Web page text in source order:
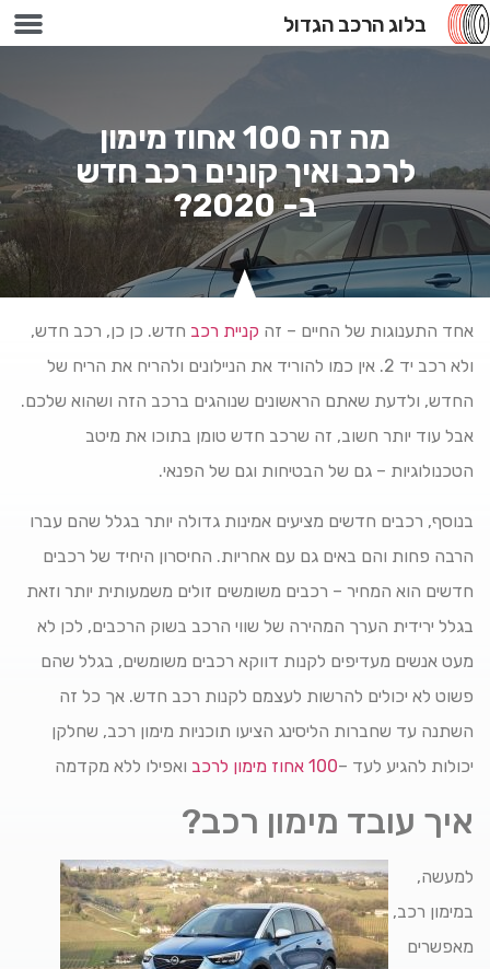
בלוג הרכב הגדול
מה זה 100 אחוז מימון
לרכב ואיך קונים רכב חדש
ב- 2020?
אחד התענוגות של החיים – זה קניית רכב חדש. כן כן, רכב חדש,
ולא רכב יד 2. אין כמו להוריד את הניילונים ולהריח את הריח של
החדש, ולדעת שאתם הראשונים שנוהגים ברכב הזה ושהוא שלכם.
אבל עוד יותר חשוב, זה שרכב חדש טומן בתוכו את מיטב
הטכנולוגיות – גם של הבטיחות וגם של הפנאי.
בנוסף, רכבים חדשים מציעים אמינות גדולה יותר בגלל שהם עברו
הרבה פחות והם באים גם עם אחריות. החיסרון היחיד של רכבים
חדשים הוא המחיר – רכבים משומשים זולים משמעותית יותר וזאת
בגלל ירידית הערך המהירה של שווי הרכב בשוק הרכבים, לכן לא
מעט אנשים מעדיפים לקנות דווקא רכבים משומשים, בגלל שהם
פשוט לא יכולים להרשות לעצמם לקנות רכב חדש. אך כל זה
השתנה עד שחברות הליסינג הציעו תוכניות מימון רכב, שחלקן
יכולות להגיע לעד –100 אחוז מימון לרכב ואפילו ללא מקדמה
איך עובד מימון רכב?
למעשה,
במימון רכב,
מאפשרים